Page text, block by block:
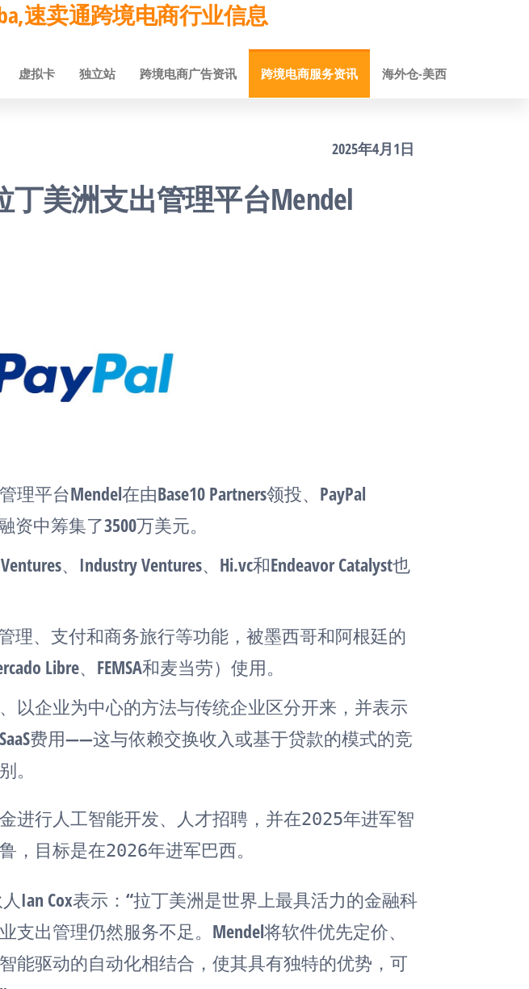
速卖通跨境电商行业信息
虚拟卡 独立站 跨境电商广告资讯 跨境电商服务资讯 海外仓-美西
2025年4月1日
丁美洲支出管理平台Mendel
平台Mendel在由Base10 Partners领投、PayPal
资中筹集了3500万美元。
、Industry Ventures、Hi.vc和Endeavor Catalyst也
理、支付和商务旅行等功能，被墨西哥和阿根廷的
Libre、FEMSA和麦当劳）使用。
以企业为中心的方法与传统企业区分开来，并表示
费用——这与依赖交换收入或基于贷款的模式的竞
。
进行人工智能开发、人才招聘，并在2025年进军智
，目标是在2026年进军巴西。
人Ian Cox表示：“拉丁美洲是世界上最具活力的金融科
支出管理仍然服务不足。Mendel将软件优先定价、
能驱动的自动化相结合，使其具有独特的优势，可